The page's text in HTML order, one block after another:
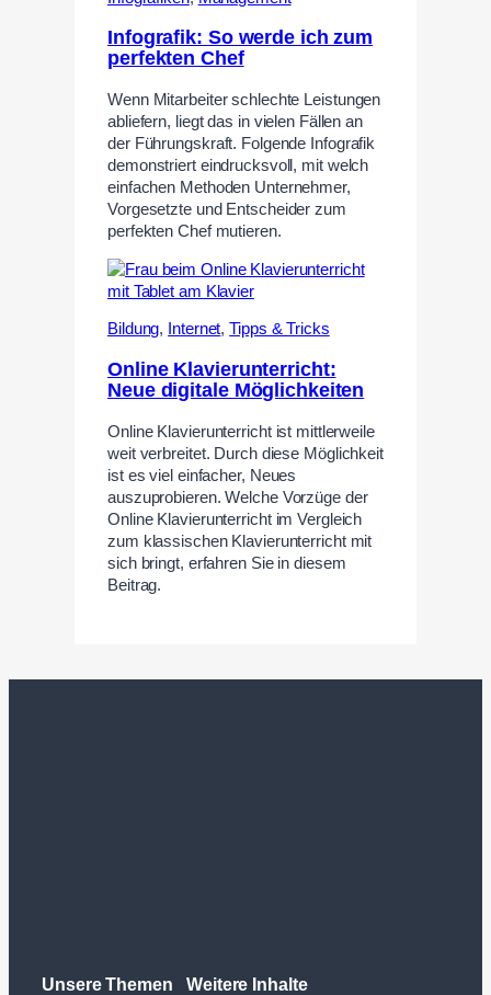
Infografik: So werde ich zum
perfekten Chef
Wenn Mitarbeiter schlechte Leistungen
abliefern, liegt das in vielen Fällen an
der Führungskraft. Folgende Infografik
demonstriert eindrucksvoll, mit welch
einfachen Methoden Unternehmer,
Vorgesetzte und Entscheider zum
perfekten Chef mutieren.
Bildung, Internet,Tipps & Tricks
Online Klavierunterricht:
Neue digitale Möglichkeiten
Online Klavierunterricht ist mittlerweile
weit verbreitet. Durch diese Möglichkeit
ist es viel einfacher, Neues
auszuprobieren. Welche Vorzüge der
Online Klavierunterricht im Vergleich
zum klassischen Klavierunterricht mit
sich bringt, erfahren Sie in diesem
Beitrag.
Unsere Themen Weitere Inhalte